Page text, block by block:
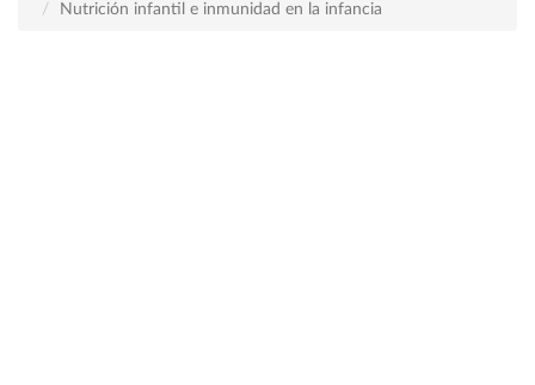
Nutrición infantil e inmunidad en la infancia